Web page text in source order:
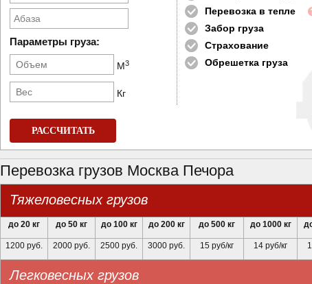
Абаза
Параметры груза:
М3
Кг
Перевозка в тепле
Забор груза
Страхование
Обрешетка груза
РАССЧИТАТЬ
Перевозка грузов Москва Печора
Тяжеловесных грузов
до 20 кг до 50 кг до 100 кг до 200 кг до 500 кг до 1000 кг
1200 руб. 2000 руб. 2500 руб. 3000 руб. 15 руб/кг 14 руб/кг
Легковесных грузов